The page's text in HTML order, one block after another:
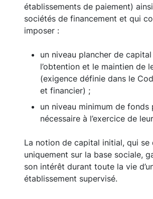
établissements de paiement)
sociétés de financement et qui
imposer :
un niveau plancher de
l’obtention et le maintien de
(exigence définie dans le
et financier) ;
un niveau minimum de fonds
nécessaire à l’exercice de
La notion de capital initial, qui se
uniquement sur la base sociale,
son intérêt durant toute la vie
établissement supervisé.